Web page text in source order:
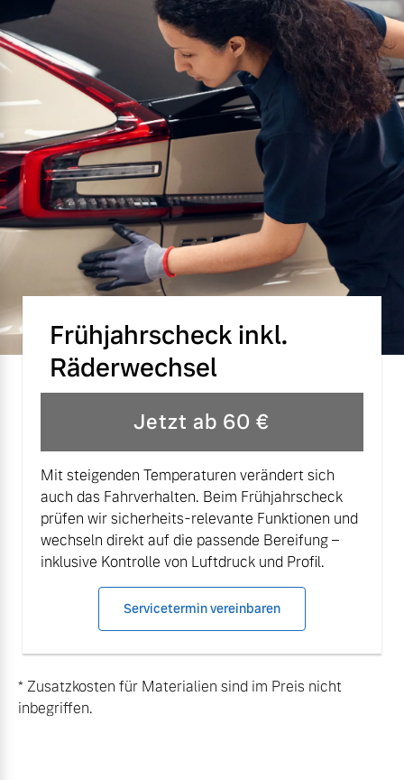
Frühjahrscheck inkl.
Räderwechsel
Jetzt ab 60 €
Mit steigenden Temperaturen verändert sich
auch das Fahrverhalten. Beim Frühjahrscheck
prüfen wir sicherheits-relevante Funktionen und
wechseln direkt auf die passende Bereifung –
inklusive Kontrolle von Luftdruck und Profil.
Servicetermin vereinbaren
* Zusatzkosten für Materialien sind im Preis nicht
inbegriffen.